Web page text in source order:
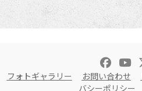
フォトギャラリー お問い合わせ
バシーポリシー